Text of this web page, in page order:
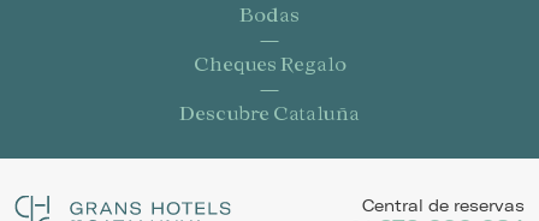
Bodas
Cheques Regalo
Descubre Cataluña
Central de reservas